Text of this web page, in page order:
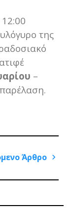
της
–
Άρθρο